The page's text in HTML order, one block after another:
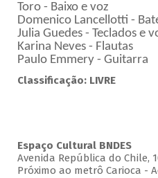
Toro - Baixo e voz
Domenico Lancellotti -
Julia Guedes - Teclados e
Karina Neves - Flautas
Paulo Emmery - Guitarra
Classificação: LIVRE
Espaço Cultural BNDES
Avenida República do Chile,
Próximo ao metrô Carioca -